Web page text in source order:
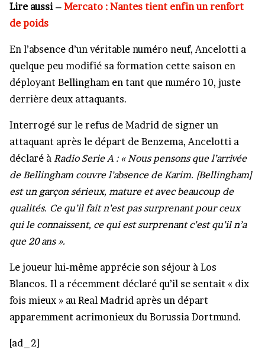
Lire aussi – Mercato : Nantes tient enfin un renfort
de poids
En l’absence d’un véritable numéro neuf, Ancelotti a
quelque peu modifié sa formation cette saison en
déployant Bellingham en tant que numéro 10, juste
derrière deux attaquants.
Interrogé sur le refus de Madrid de signer un
attaquant après le départ de Benzema, Ancelotti a
déclaré à Radio Serie A : « Nous pensons que l’arrivée
de Bellingham couvre l’absence de Karim. [Bellingham]
est un garçon sérieux, mature et avec beaucoup de
qualités. Ce qu’il fait n’est pas surprenant pour ceux
qui le connaissent, ce qui est surprenant c’est qu’il n’a
que 20 ans ».
Le joueur lui-même apprécie son séjour à Los
Blancos. Il a récemment déclaré qu’il se sentait « dix
fois mieux » au Real Madrid après un départ
apparemment acrimonieux du Borussia Dortmund.
[ad_2]